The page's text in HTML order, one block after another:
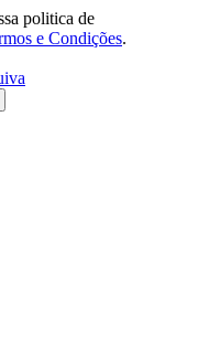
politica de
e Condições.